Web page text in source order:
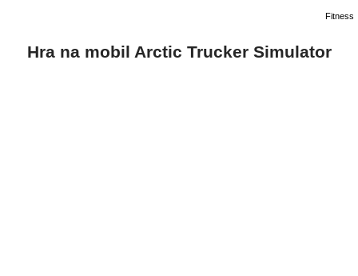
Fitness
Hra na mobil Arctic Trucker Simulator